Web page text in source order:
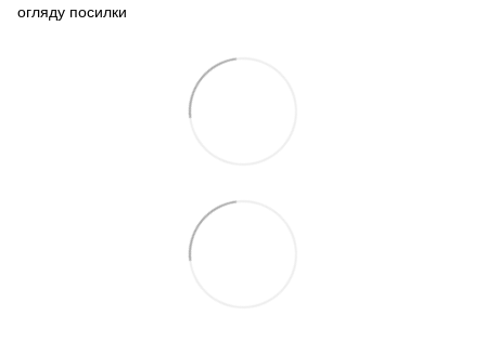
огляду посилки